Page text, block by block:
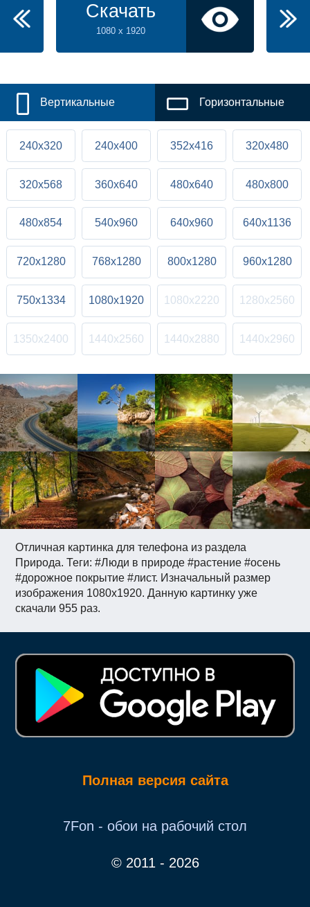
Отличная картинка для телефона из раздела
Природа. Теги: #Люди в природе #растение #осень
#дорожное покрытие #лист. Изначальный размер
изображения 1080x1920. Данную картинку уже
скачали 955 раз.
Скачать
1080 x 1920
Вертикальные Горизонтальные
240x320 240x400 352x416 320x480
320x568 360x640 480x640 480x800
480x854 540x960 640x960 640x1136
720x1280 768x1280 800x1280 960x1280
750x1334 1080x1920 1080x2220 1280x2560
1350x2400 1440x2560 1440x2880 1440x2960
Полная версия сайта
7Fon - обои на рабочий стол
© 2011 - 2026